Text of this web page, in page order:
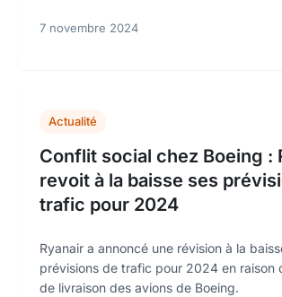
7 novembre 2024
Actualité
Conflit social chez Boeing :
revoit à la baisse ses
trafic pour 2024
Ryanair a annoncé une révision à la
prévisions de trafic pour 2024 en raison
de livraison des avions de Boeing.